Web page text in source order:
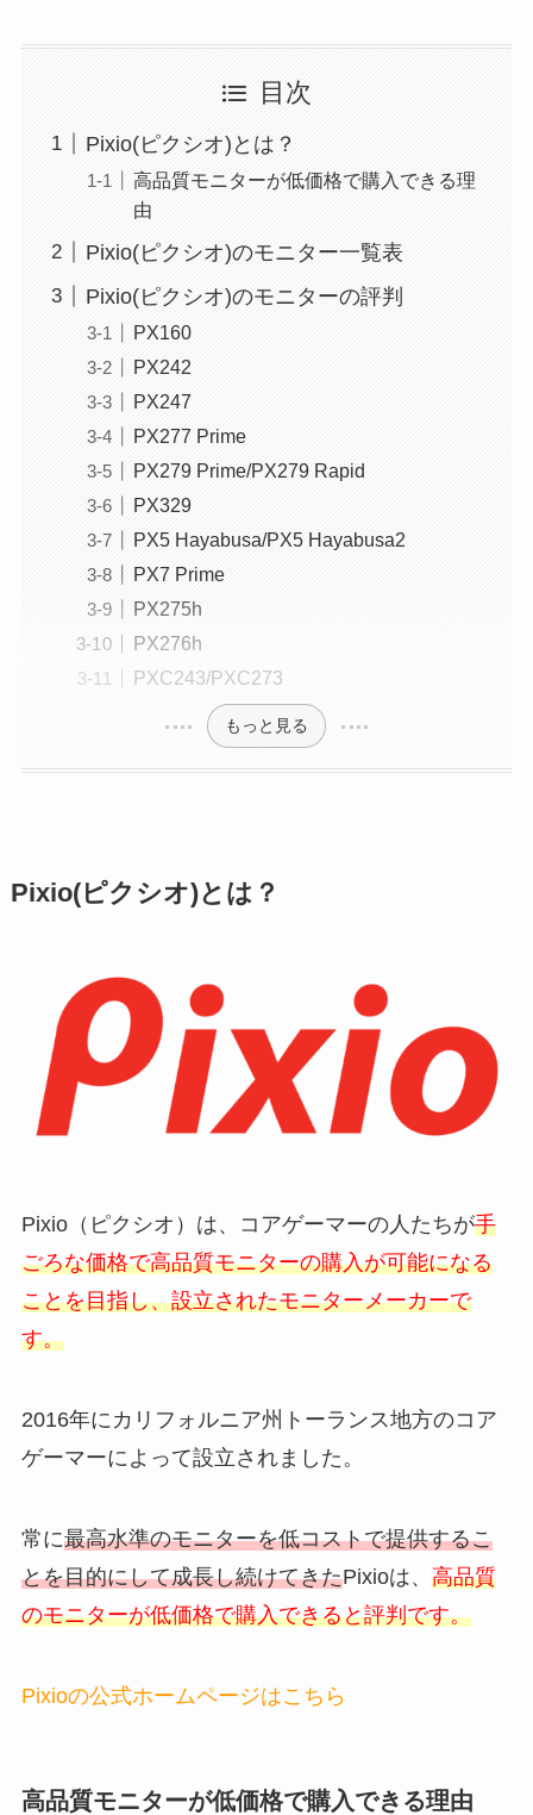
目次
Pixio(ピクシオ)とは？
高品質モニターが低価格で購入できる理
由
Pixio(ピクシオ)のモニター一覧表
Pixio(ピクシオ)のモニターの評判
PX160
PX242
PX247
PX277 Prime
PX279 Prime/PX279 Rapid
PX329
PX5 Hayabusa/PX5 Hayabusa2
PX7 Prime
PX275h
PX276h
PXC243/PXC273
もっと見る
Pixio(ピクシオ)とは？
Pixio（ピクシオ）は、コアゲーマーの人たちが手
ごろな価格で高品質モニターの購入が可能になる
ことを目指し、設立されたモニターメーカーで
す。
2016年にカリフォルニア州トーランス地方のコア
ゲーマーによって設立されました。
常に最高水準のモニターを低コストで提供するこ
とを目的にして成長し続けてきたPixioは、 高品質
のモニターが低価格で購入できると評判です。
Pixioの公式ホームページはこちら
高品質モニターが低価格で購入できる理由